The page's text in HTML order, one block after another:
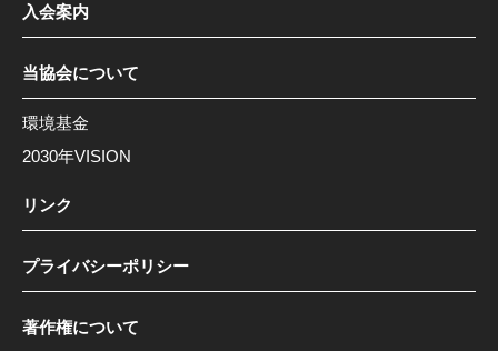
入会案内
当協会について
環境基金
2030年VISION
リンク
プライバシーポリシー
著作権について